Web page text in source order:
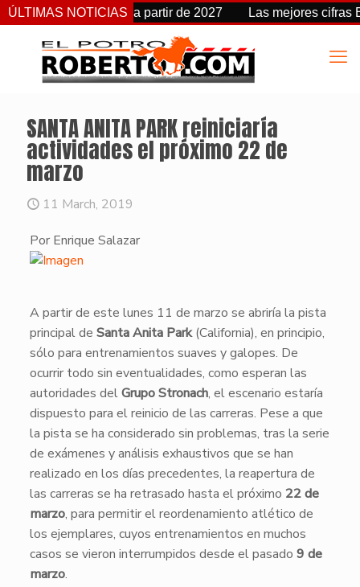
ÚLTIMAS NOTICIAS
de fecha a partir de 2027 Las mejores cifras Beyer
SANTA ANITA PARK reiniciaría
actividades el próximo 22 de
marzo
11 March, 2019
Por Enrique Salazar
​A partir de este lunes 11 de marzo se abriría la pista
principal de Santa Anita Park(California), en principio,
sólo para entrenamientos suaves y galopes. De
ocurrir todo sin eventualidades, como esperan las
autoridades delGrupo Stronach, el escenario estaría
dispuesto para el reinicio de las carreras. Pese a que
la pista se ha considerado sin problemas, tras la serie
de exámenes y análisis exhaustivos que se han
realizado en los días precedentes, la reapertura de
las carreras se ha retrasado hasta el próximo 22 de
marzo, para permitir el reordenamiento atlético de
los ejemplares, cuyos entrenamientos en muchos
casos se vieron interrumpidos desde el pasado 9 de
marzo.